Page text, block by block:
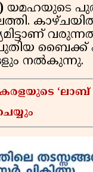
യമഹയുടെ
ബൈക്ക്
നൽകുന്നു.
‘ലാബ്